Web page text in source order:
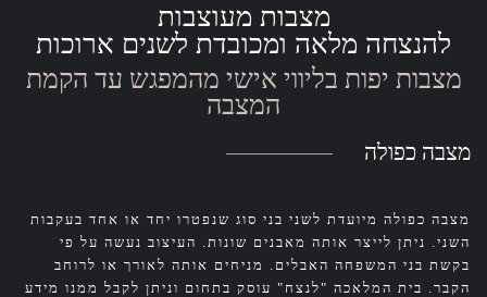
מצבות מעוצבות
להנצחה מלאה ומכובדת לשנים ארוכות
מצבות יפות בליווי אישי מהמפגש עד הקמת
המצבה
מצבה כפולה
מצבה כפולה מיועדת לשני בני סוג שנפטרו יחד או אחד בעקבות
השני. ניתן לייצר אותה מאבנים שונות. העיצוב נעשה על פי
בקשת בני המשפחה האבלים. מניחים אותה לאורך או לרוחב
הקבר. בית המלאכה "לנצח" עוסק בתחום וניתן לקבל ממנו מידע